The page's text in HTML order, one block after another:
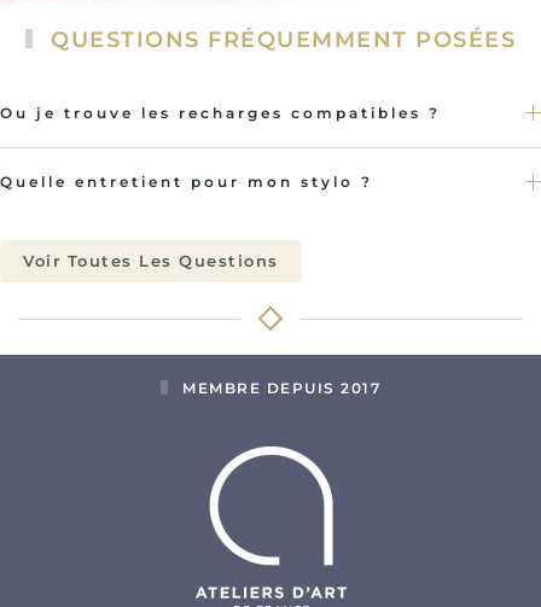
QUESTIONS FRÉQUEMMENT POSÉES
Ou je trouve les recharges compatibles ?
Quelle entretient pour mon stylo ?
Voir Toutes Les Questions
MEMBRE DEPUIS 2017